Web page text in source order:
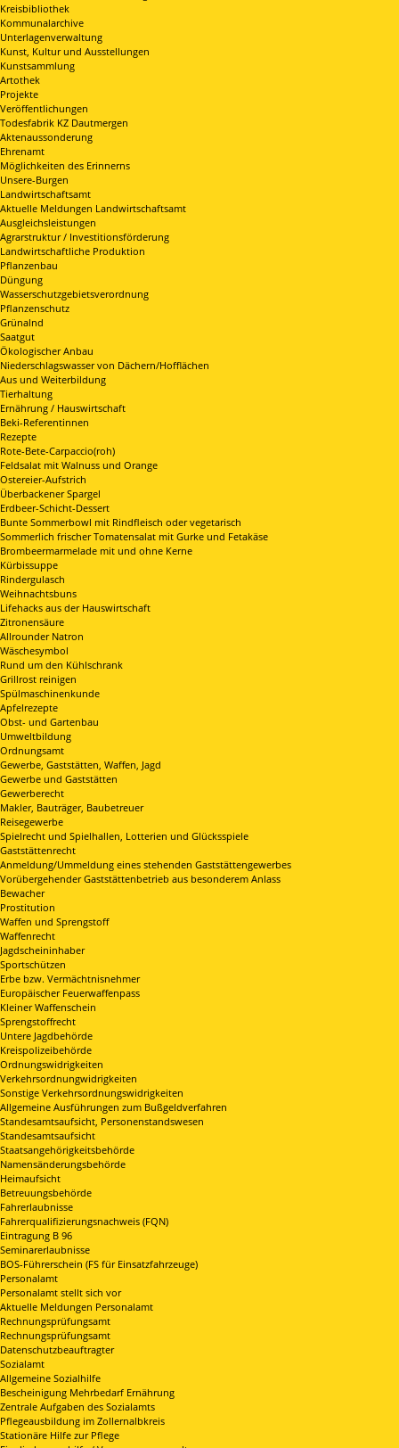
Kreisbibliothek
Kommunalarchive
Unterlagenverwaltung
Kunst, Kultur und Ausstellungen
Kunstsammlung
Artothek
Projekte
Veröffentlichungen
Todesfabrik KZ Dautmergen
Aktenaussonderung
Ehrenamt
Möglichkeiten des Erinnerns
Unsere-Burgen
Landwirtschaftsamt
Aktuelle Meldungen Landwirtschaftsamt
Ausgleichsleistungen
Agrarstruktur / Investitionsförderung
Landwirtschaftliche Produktion
Pflanzenbau
Düngung
Wasserschutzgebietsverordnung
Pflanzenschutz
Grünalnd
Saatgut
Ökologischer Anbau
Niederschlagswasser von Dächern/Hofflächen
Aus und Weiterbildung
Tierhaltung
Ernährung / Hauswirtschaft
Beki-Referentinnen
Rezepte
Rote-Bete-Carpaccio(roh)
Feldsalat mit Walnuss und Orange
Ostereier-Aufstrich
Überbackener Spargel
Erdbeer-Schicht-Dessert
Bunte Sommerbowl mit Rindfleisch oder vegetarisch
Sommerlich frischer Tomatensalat mit Gurke und Fetakäse
Brombeermarmelade mit und ohne Kerne
Kürbissuppe
Rindergulasch
Weihnachtsbuns
Lifehacks aus der Hauswirtschaft
Zitronensäure
Allrounder Natron
Wäschesymbol
Rund um den Kühlschrank
Grillrost reinigen
Spülmaschinenkunde
Apfelrezepte
Obst- und Gartenbau
Umweltbildung
Ordnungsamt
Gewerbe, Gaststätten, Waffen, Jagd
Gewerbe und Gaststätten
Gewerberecht
Makler, Bauträger, Baubetreuer
Reisegewerbe
Spielrecht und Spielhallen, Lotterien und Glücksspiele
Gaststättenrecht
Anmeldung/Ummeldung eines stehenden Gaststättengewerbes
Vorübergehender Gaststättenbetrieb aus besonderem Anlass
Bewacher
Prostitution
Waffen und Sprengstoff
Waffenrecht
Jagdscheininhaber
Sportschützen
Erbe bzw. Vermächtnisnehmer
Europäischer Feuerwaffenpass
Kleiner Waffenschein
Sprengstoffrecht
Untere Jagdbehörde
Kreispolizeibehörde
Ordnungswidrigkeiten
Verkehrsordnungwidrigkeiten
Sonstige Verkehrsordnungswidrigkeiten
Allgemeine Ausführungen zum Bußgeldverfahren
Standesamtsaufsicht, Personenstandswesen
Standesamtsaufsicht
Staatsangehörigkeitsbehörde
Namensänderungsbehörde
Heimaufsicht
Betreuungsbehörde
Fahrerlaubnisse
Fahrerqualifizierungsnachweis (FQN)
Eintragung B 96
Seminarerlaubnisse
BOS-Führerschein (FS für Einsatzfahrzeuge)
Personalamt
Personalamt stellt sich vor
Aktuelle Meldungen Personalamt
Rechnungsprüfungsamt
Rechnungsprüfungsamt
Datenschutzbeauftragter
Sozialamt
Allgemeine Sozialhilfe
Bescheinigung Mehrbedarf Ernährung
Zentrale Aufgaben des Sozialamts
Pflegeausbildung im Zollernalbkreis
Stationäre Hilfe zur Pflege